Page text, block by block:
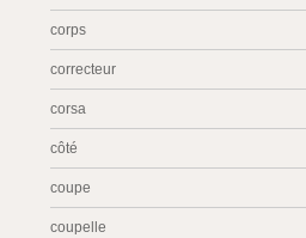
corps
correcteur
corsa
côté
coupe
coupelle